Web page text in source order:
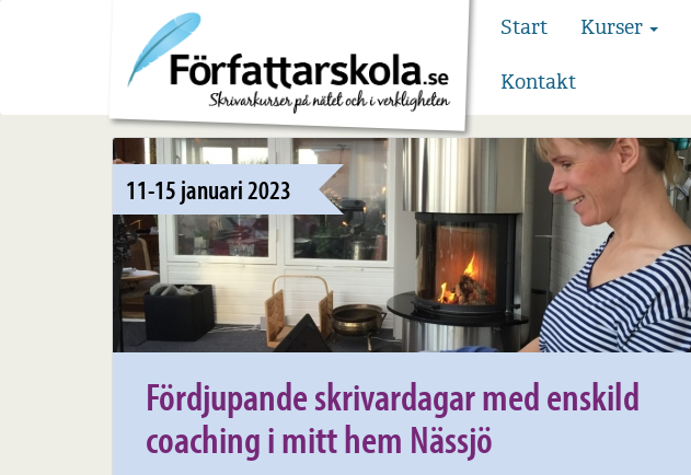
Start Kurser
Kontakt
11-15 januari 2023
Fördjupande skrivardagar med enskild
coaching i mitt hem Nässjö